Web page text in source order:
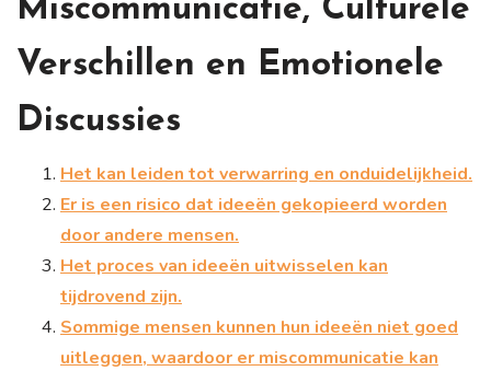
Miscommunicatie, Culturele
Verschillen en Emotionele
Discussies
Het kan leiden tot verwarring en onduidelijkheid.
Er is een risico dat ideeën gekopieerd worden
door andere mensen.
Het proces van ideeën uitwisselen kan
tijdrovend zijn.
Sommige mensen kunnen hun ideeën niet goed
uitleggen, waardoor er miscommunicatie kan